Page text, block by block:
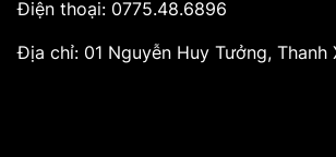
Điện thoại: 0775.48.6896
Địa chỉ: 01 Nguyễn Huy Tưởng, Thanh